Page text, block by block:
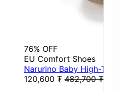
76% OFF
EU Comfort Shoes
Narurino Baby High-Top
120,600 ₮ 482,700 ₮